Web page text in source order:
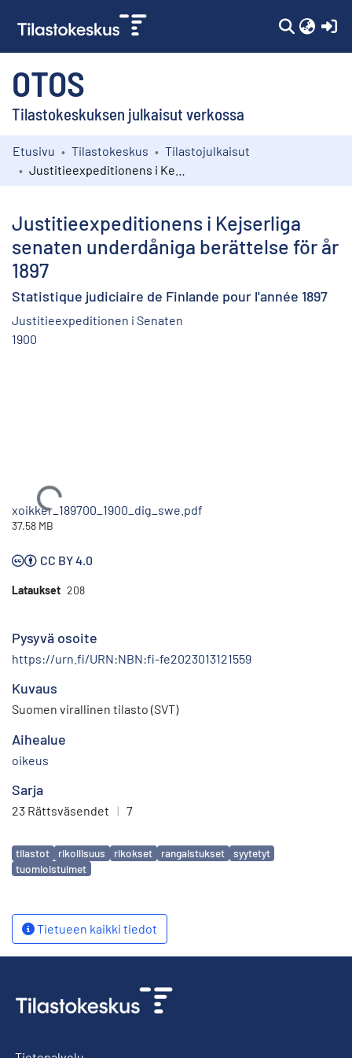
OTOS
Tilastokeskuksen julkaisut verkossa
Kokoelmat
Etusivu Tilastokeskus
Tilastojulkaisut
Justitieexpeditionens i Kejserliga
senaten underdåniga berättelse för år
1897
Statistique judiciaire de Finlande pour l'année 1897
Justitieexpeditionen i Senaten
1900
Ladataan...
xoikker_189700_1900_dig_swe.pdf
37.58 MB
CC BY 4.0
Lataukset 208
Pysyvä osoite
https://urn.fi/URN:NBN:fi-fe2023013121559
Kuvaus
Suomen virallinen tilasto (SVT)
Aihealue
oikeus
Sarja
23 Rättsväsendet | 7
Avainsanat
tilastot rikollisuus rikokset rangaistukset
syytetyt
tuomioistuimet
Tietueen kaikki tiedot